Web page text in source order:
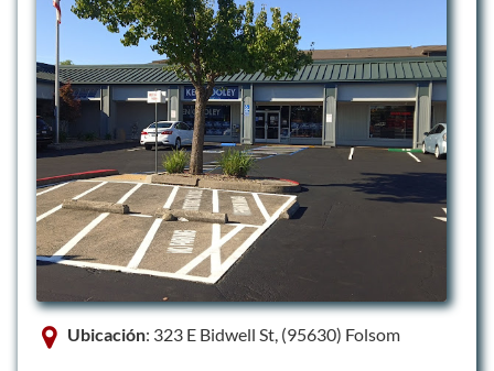
Ubicación: 323 E Bidwell St, (95630) Folsom